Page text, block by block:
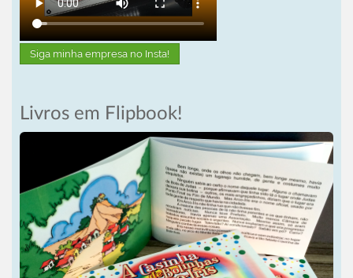
Siga minha empresa no Insta!
Livros em Flipbook!